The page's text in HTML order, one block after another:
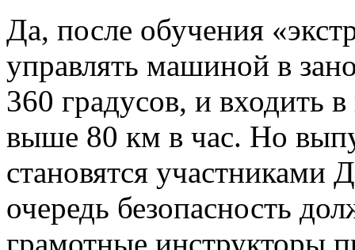
Да, после обучения
управлять машиной в
360 градусов, и входить
выше 80 км в час. Но
становятся
очередь безопасность